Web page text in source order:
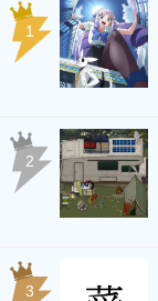
1
2
3